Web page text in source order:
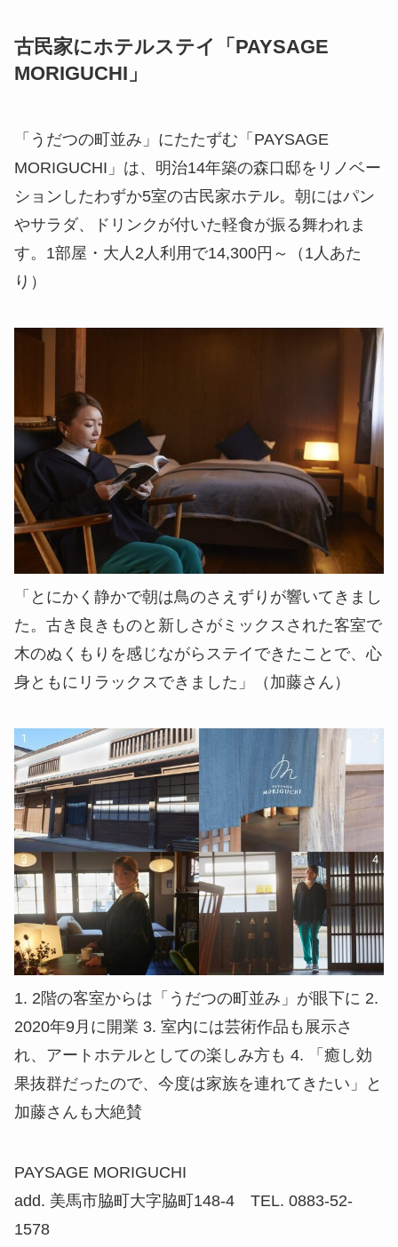
古民家にホテルステイ「PAYSAGE
MORIGUCHI」
「うだつの町並み」にたたずむ「PAYSAGE
MORIGUCHI」は、明治14年築の森口邸をリノベー
ションしたわずか5室の古民家ホテル。朝にはパン
やサラダ、ドリンクが付いた軽食が振る舞われま
す。1部屋・大人2人利用で14,300円～（1人あた
り）
「とにかく静かで朝は鳥のさえずりが響いてきまし
た。古き良きものと新しさがミックスされた客室で
木のぬくもりを感じながらステイできたことで、心
身ともにリラックスできました」（加藤さん）
1. 2階の客室からは「うだつの町並み」が眼下に 2.
2020年9月に開業 3. 室内には芸術作品も展示さ
れ、アートホテルとしての楽しみ方も 4. 「癒し効
果抜群だったので、今度は家族を連れてきたい」と
加藤さんも大絶賛
PAYSAGE MORIGUCHI
add. 美馬市脇町大字脇町148-4 TEL. 0883-52-
1578